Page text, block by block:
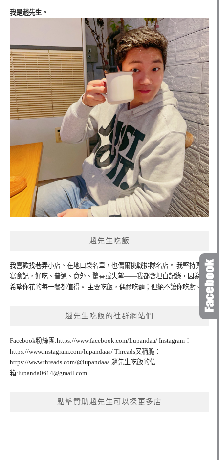
我是趙先生。
趙先生吃飯
我喜歡找巷弄小店、在地口袋名單，也偶爾挑戰排隊名店。 我堅持真實
寫食記，好吃、普通、意外、驚喜或失望——我都會坦白記錄，因為我
希望你花的每一餐都值得。 主要吃飯，偶爾吃麵；但絕不讓你吃虧。
趙先生吃飯的社群網站們
Facebook粉絲團:https://www.facebook.com/Lupandaa/ Instagram：
https://www.instagram.com/lupandaaa/ Threads又稱脆：
https://www.threads.com/@lupandaaa 趙先生吃飯的信
箱:lupanda0614@gmail.com
點擊贊助趙先生可以探更多店